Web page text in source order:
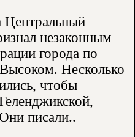
Центральный
незаконным
города по
Несколько
чтобы
писали..